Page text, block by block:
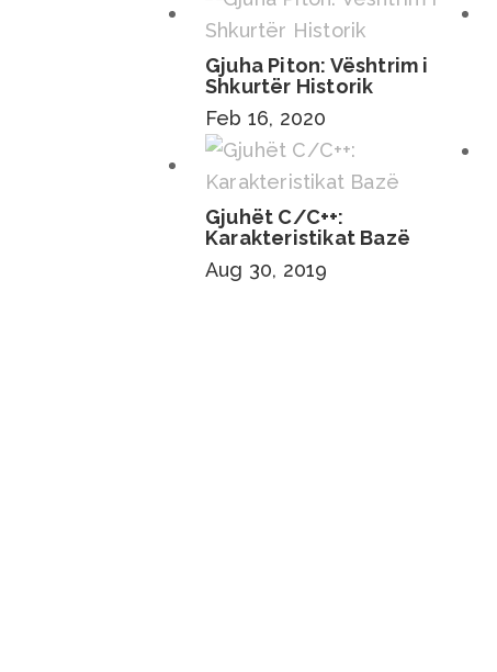
Gjuha Piton: Vështrim i
Shkurtër Historik
Feb 16, 2020
Gjuhët C/C++:
Karakteristikat Bazë
Aug 30, 2019